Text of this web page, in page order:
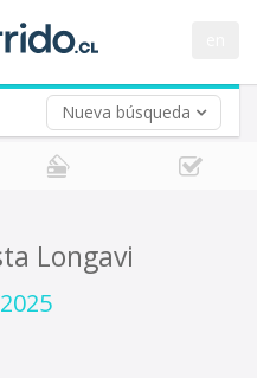
Nueva búsqueda
Longavi